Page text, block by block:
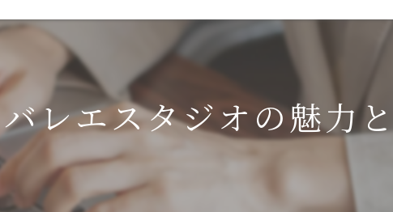
尼崎スタジオ
武庫之荘スタジオ
レエスタジオの魅力